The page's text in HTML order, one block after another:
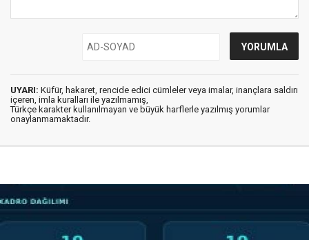
UYARI: Küfür, hakaret, rencide edici cümleler veya imalar, inançlara saldırı
içeren, imla kuralları ile yazılmamış,
Türkçe karakter kullanılmayan ve büyük harflerle yazılmış yorumlar
onaylanmamaktadır.